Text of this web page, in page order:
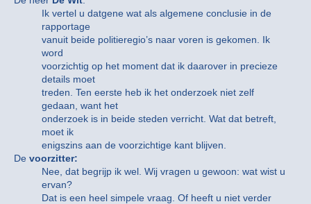
Ik vertel u datgene wat als algemene conclusie in de
rapportage
vanuit beide politieregio’s naar voren is gekomen. Ik
word
voorzichtig op het moment dat ik daarover in precieze
details moet
treden. Ten eerste heb ik het onderzoek niet zelf
gedaan, want het
onderzoek is in beide steden verricht. Wat dat betreft,
moet ik
enigszins aan de voorzichtige kant blijven.
De voorzitter:
Nee, dat begrijp ik wel. Wij vragen u gewoon: wat wist u
ervan?
Dat is een heel simpele vraag. Of heeft u niet verder